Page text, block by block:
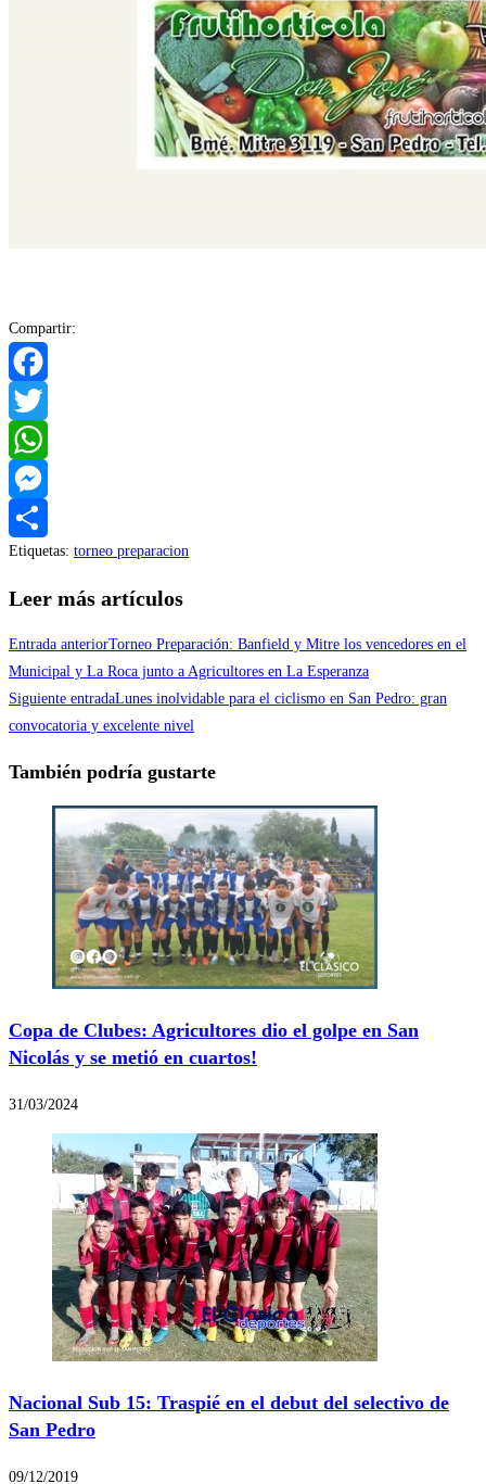
Compartir:
Facebook
Twitter
WhatsApp
Messenger
Compartir
Etiquetas: torneo preparacion
Leer más artículos
Entrada anteriorTorneo Preparación: Banfield y Mitre los vencedores en el
Municipal y La Roca junto a Agricultores en La Esperanza
Siguiente entradaLunes inolvidable para el ciclismo en San Pedro: gran
convocatoria y excelente nivel
También podría gustarte
Copa de Clubes: Agricultores dio el golpe en San
Nicolás y se metió en cuartos!
31/03/2024
Nacional Sub 15: Traspié en el debut del selectivo de
San Pedro
09/12/2019